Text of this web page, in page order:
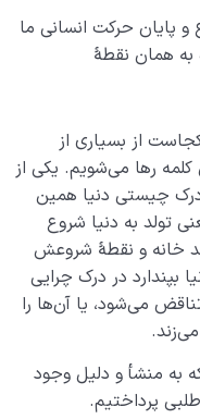
و پایان حرکت انسانی ما
به همان نقطۀ
از بسیاری از
رها می‌شویم. یکی از
درک چیستی دنیا همین
تولد به دنیا شروع
خانه و نقطۀ شروعش
در درک چرایی
می‌شود، یا آن‌ها را
به منشأ و دلیل وجود
پرداختیم.